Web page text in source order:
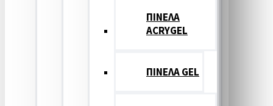
ΠΙΝΕΛΑ
ACRYGEL
ΠΙΝΕΛΑ GEL